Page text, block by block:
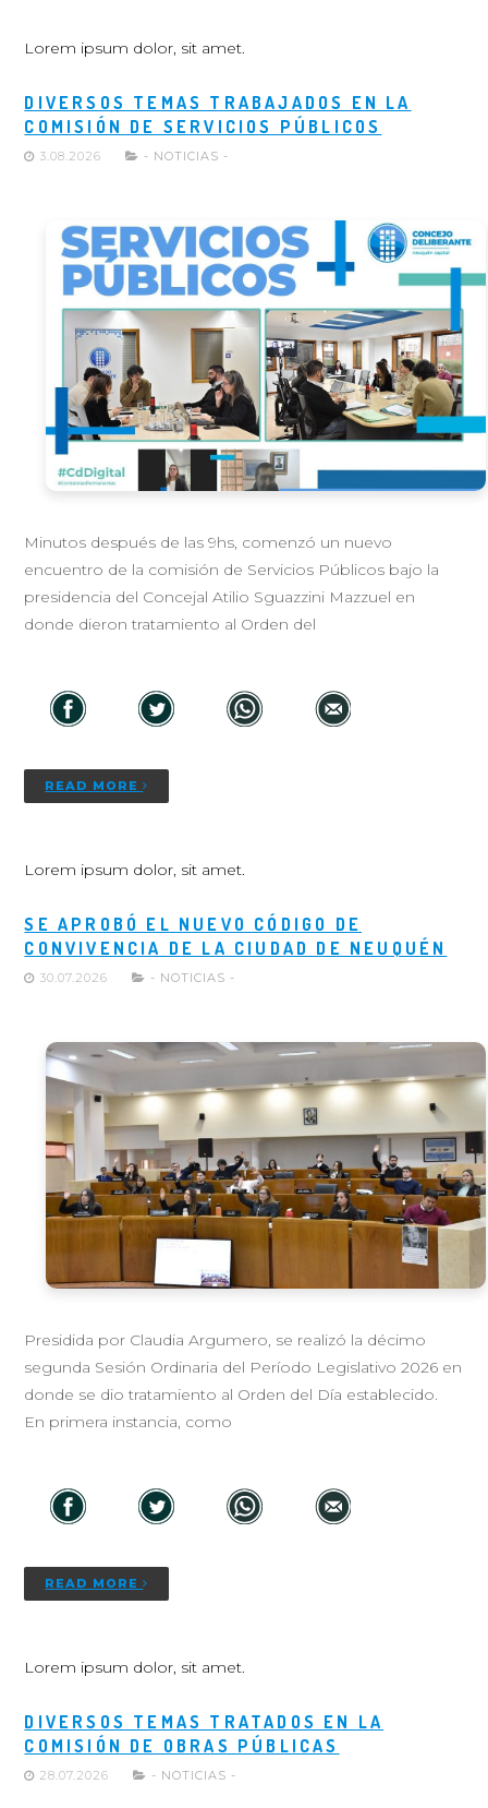
Lorem ipsum dolor, sit amet.
DIVERSOS TEMAS TRABAJADOS EN LA
COMISIÓN DE SERVICIOS PÚBLICOS
3.08.2026 - NOTICIAS -
Minutos después de las 9hs, comenzó un nuevo
encuentro de la comisión de Servicios Públicos bajo la
presidencia del Concejal Atilio Sguazzini Mazzuel en
donde dieron tratamiento al Orden del
READ MORE
Lorem ipsum dolor, sit amet.
SE APROBÓ EL NUEVO CÓDIGO DE
CONVIVENCIA DE LA CIUDAD DE NEUQUÉN
30.07.2026 - NOTICIAS -
Presidida por Claudia Argumero, se realizó la décimo
segunda Sesión Ordinaria del Período Legislativo 2026 en
donde se dio tratamiento al Orden del Día establecido.
En primera instancia, como
READ MORE
Lorem ipsum dolor, sit amet.
DIVERSOS TEMAS TRATADOS EN LA
COMISIÓN DE OBRAS PÚBLICAS
28.07.2026 - NOTICIAS -